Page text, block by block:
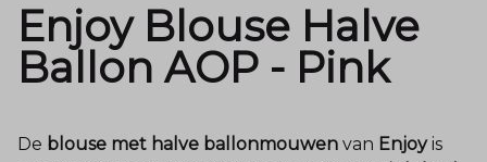
Enjoy Blouse Halve
Ballon AOP - Pink
De blouse met halve ballonmouwen van Enjoyis